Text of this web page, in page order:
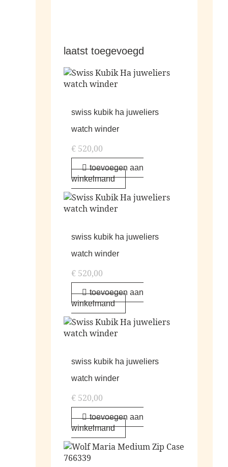
laatst toegevoegd
swiss kubik ha juweliers
watch winder
€ 520,00
toevoegen aan
winkelmand
swiss kubik ha juweliers
watch winder
€ 520,00
toevoegen aan
winkelmand
swiss kubik ha juweliers
watch winder
€ 520,00
toevoegen aan
winkelmand